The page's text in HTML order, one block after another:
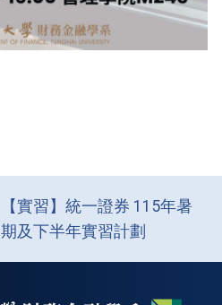
【實習】統一證券 115年暑
期及下半年實習計劃